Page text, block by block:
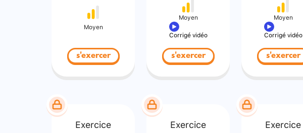
Moyen
s'exercer
Moyen
Corrigé vidéo
s'exercer
Moyen
Corrigé vidéo
s'exercer
Exercice Exercice Exercice